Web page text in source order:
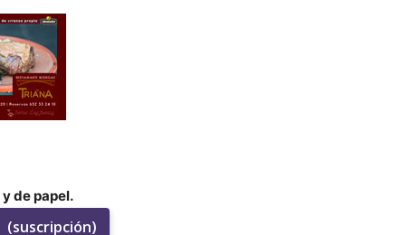
y de papel.
(suscripción)